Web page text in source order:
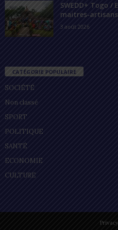
SWEDD+ Togo /
maitres-artisans
3 août 2026
CATÉGORIE POPULAIRE
SOCIÉTÉ
Non classé
SPORT
POLITIQUE
SANTÉ
ECONOMIE
CULTURE
Privacy